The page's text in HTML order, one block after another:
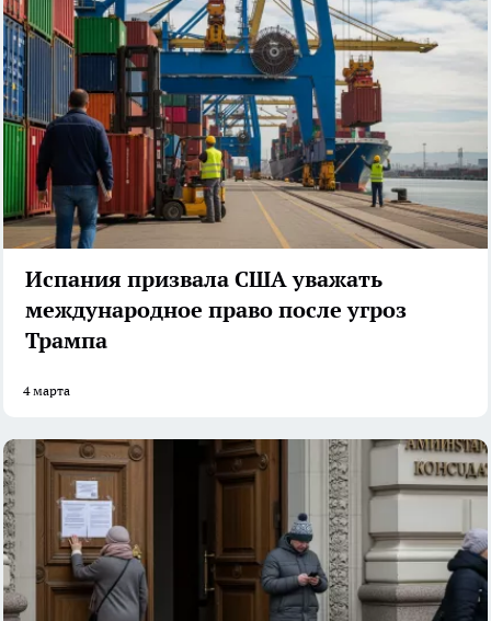
Испания призвала США уважать
международное право после угроз
Трампа
4 марта